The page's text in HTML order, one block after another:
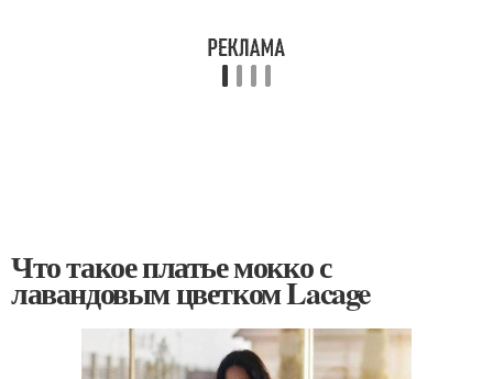
Что такое платье мокко с
лавандовым цветком Lacage